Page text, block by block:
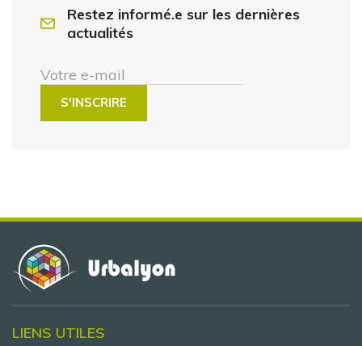
Restez informé.e sur les dernières
actualités
Votre e-mail
LIENS UTILES